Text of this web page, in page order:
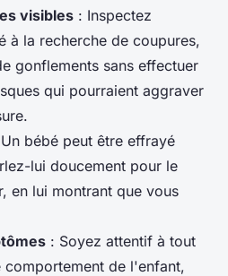
visibles : Inspectez
à la recherche de coupures,
gonflements sans effectuer
qui pourraient aggraver
bébé peut être effrayé
lui doucement pour le
en lui montrant que vous
: Soyez attentif à tout
comportement de l'enfant,